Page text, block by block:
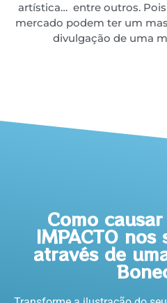
artística… entre outros.
mercado podem ter um
divulgação de uma
Como
IMPACTO
através de